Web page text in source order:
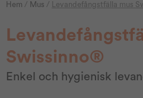
Hem / Mus / Levandefångstfälla mus
Swissinno®
Enkel och hygienisk